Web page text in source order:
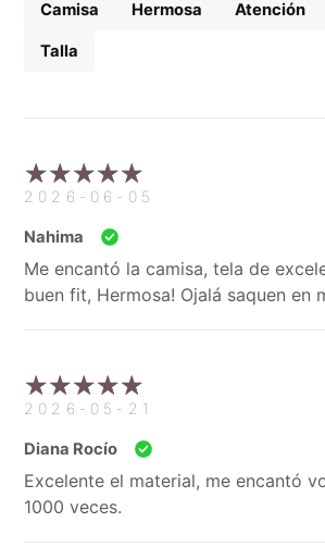
Camisa Hermosa Atención
Talla
2026-06-05
Nahima
Me encantó la camisa, tela de
buen fit, Hermosa! Ojalá saquen en
2026-05-21
Diana Rocío
Excelente el material, me encantó
1000 veces.